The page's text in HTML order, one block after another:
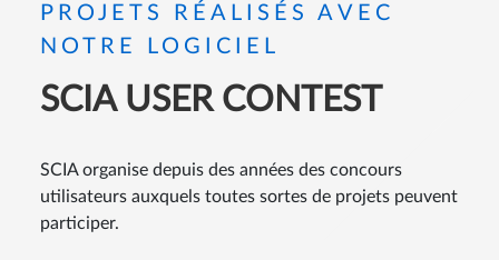
PROJETS RÉALISÉS AVEC
NOTRE LOGICIEL
SCIA USER CONTEST
SCIA organise depuis des années des concours
utilisateurs auxquels toutes sortes de projets peuvent
participer.